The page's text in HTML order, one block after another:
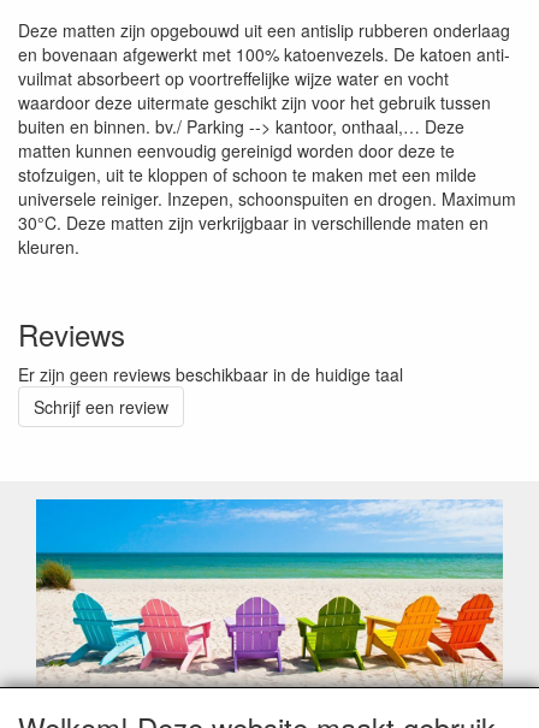
Deze matten zijn opgebouwd uit een antislip rubberen onderlaag
en bovenaan afgewerkt met 100% katoenvezels. De katoen anti-
vuilmat absorbeert op voortreffelijke wijze water en vocht
waardoor deze uitermate geschikt zijn voor het gebruik tussen
buiten en binnen. bv./ Parking --> kantoor, onthaal,… Deze
matten kunnen eenvoudig gereinigd worden door deze te
stofzuigen, uit te kloppen of schoon te maken met een milde
universele reiniger. Inzepen, schoonspuiten en drogen. Maximum
30°C. Deze matten zijn verkrijgbaar in verschillende maten en
kleuren.
Reviews
Er zijn geen reviews beschikbaar in de huidige taal
Schrijf een review